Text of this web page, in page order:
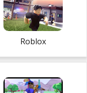
Roblox